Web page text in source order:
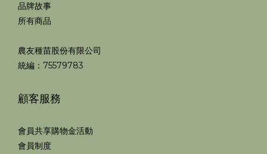
品牌故事
所有商品
農友種苗股份有限公司
統編：75579783
顧客服務
會員共享購物金活動
會員制度